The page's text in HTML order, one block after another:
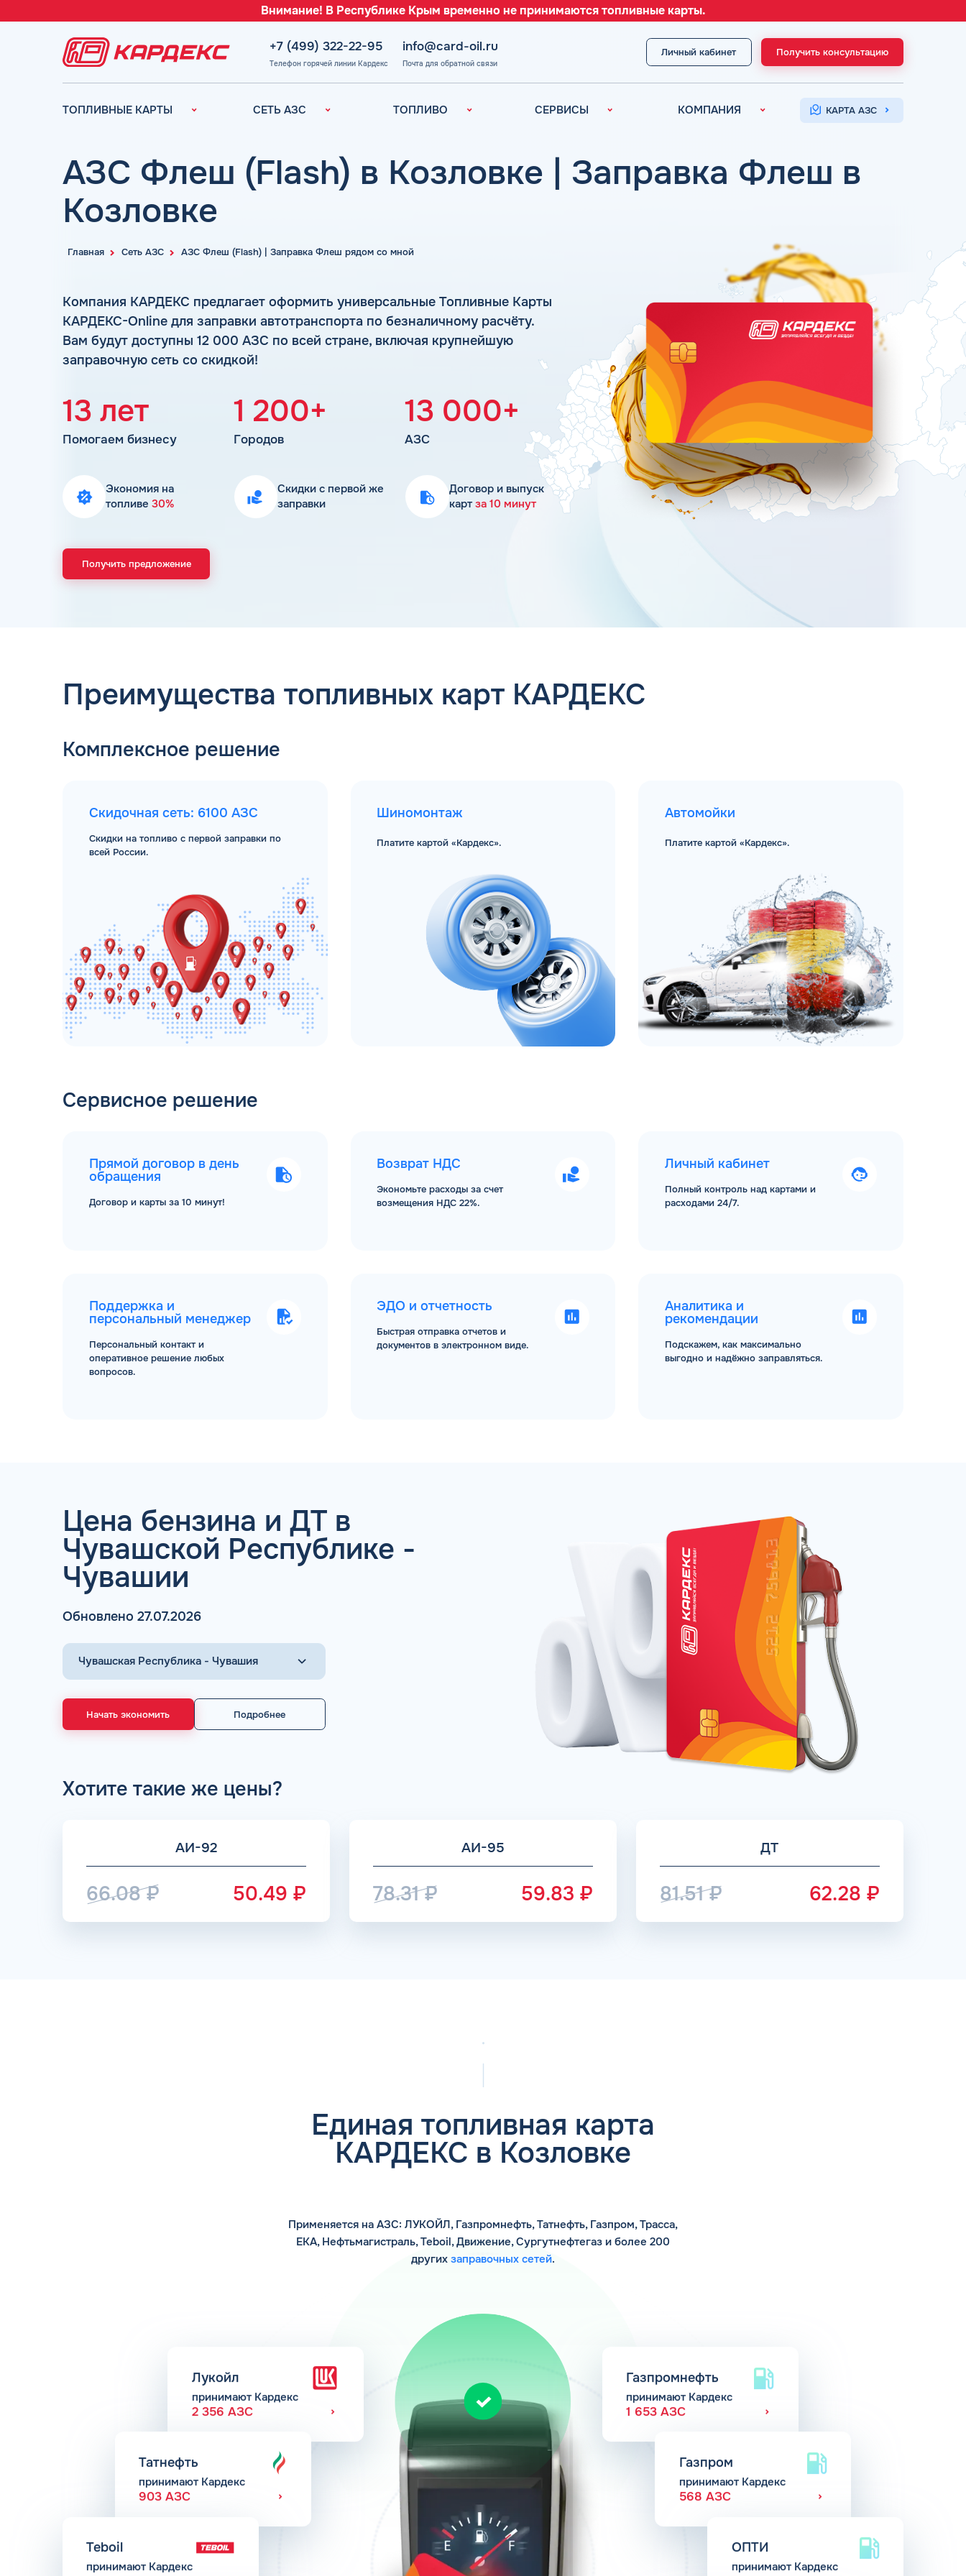
Внимание! В Республике Крым временно не принимаются топливные карты.
+7 (499) 322-22-95
Телефон горячей линии Кардекс
info@card-oil.ru
Почта для обратной связи
Личный кабинет Получить консультацию
ТОПЛИВНЫЕ КАРТЫ
Преимущества
Индивидуальный
Автомойки
Шиномонтаж
Вопросы и Ответы
СЕТЬ АЗС
АЗС Газпромнефть
АЗС Газпром
АЗС
Нефтьмагистраль
ТОПЛИВО
Бензин
Топливные бренды
Калькулятор
расхода топлива
СЕРВИСЫ
Документооборот
(ЭДО)
КОМПАНИЯ КАРТА АЗС
Главная Сеть АЗС АЗС Флеш (Flash) | Заправка Флеш рядом со мной
АЗС Флеш (Flash) в Козловке | Заправка Флеш в
Козловке
Компания КАРДЕКС предлагает оформить универсальные Топливные Карты
КАРДЕКС-Online для заправки автотранспорта по безналичному расчёту.
Вам будут доступны 12 000 АЗС по всей стране, включая крупнейшую
заправочную сеть со скидкой!
13 лет
Помогаем бизнесу
1 200+
Городов
13 000+
АЗС
Экономия на
топливе30%
Скидки с первой же
заправки
Договор и выпуск
карт за 10 минут
Получить предложение
Преимущества топливных карт КАРДЕКС
Комплексное решение
Скидочная сеть: 6100 АЗС
Скидки на топливо с первой заправки по
всей России.
Шиномонтаж
Платите картой «Кардекс».
Автомойки
Платите картой «Кардекс».
Сервисное решение
Прямой договор в день
обращения
Договор и карты за 10 минут!
Возврат НДС
Экономьте расходы за счет
возмещения НДС 22%.
Личный кабинет
Полный контроль над картами и
расходами 24/7.
Поддержка и
персональный менеджер
Персональный контакт и
оперативное решение любых
вопросов.
ЭДО и отчетность
Быстрая отправка отчетов и
документов в электронном виде.
Аналитика и
рекомендации
Подскажем, как максимально
выгодно и надёжно заправляться.
Цена бензина и ДТ в
Чувашской Республике -
Чувашии
Обновлено 27.07.2026
Начать экономить Подробнее
Хотите такие же цены?
АИ-92
66.08₽ 50.49 ₽
АИ-95
78.31₽ 59.83 ₽
ДТ
81.51₽ 62.28 ₽
Единая топливная карта
КАРДЕКС в Козловке
Применяется на АЗС: ЛУКОЙЛ, Газпромнефть, Татнефть, Газпром, Трасса,
ЕКА, Нефтьмагистраль, Teboil, Движение, Сургутнефтегаз и более 200
других заправочных сетей.
Лукойл
принимают Кардекс
2 356 АЗС
Газпромнефть
принимают Кардекс
1 653 АЗС
Татнефть
принимают Кардекс
903 АЗС
Газпром
принимают Кардекс
568 АЗС
Teboil
принимают Кардекс
ОПТИ
принимают Кардекс
ДОГОВОР ЗА 5 МИНУТ
Комментарий
Для юр. лиц и ИП
ОФОРМИТЬ ЗАЯВКУ
ДО
ЗАВТРА
Спасибо! Ваша заявка принята.
Мы свяжемся с Вами в ближайшее время